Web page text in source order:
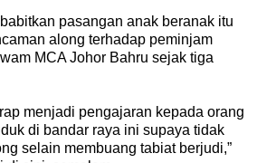
pasangan anak beranak itu
along terhadap peminjam
MCA Johor Bahru sejak tiga
menjadi pengajaran kepada orang
di bandar raya ini supaya tidak
selain membuang tabiat berjudi,”